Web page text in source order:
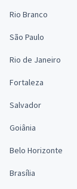
Rio Branco
São Paulo
Rio de Janeiro
Fortaleza
Salvador
Goiânia
Belo Horizonte
Brasília